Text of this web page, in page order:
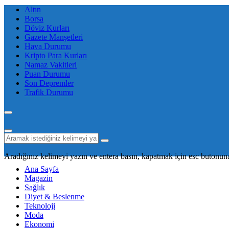
Altın
Borsa
Döviz Kurları
Gazete Manşetleri
Hava Durumu
Kripto Para Kurları
Namaz Vakitleri
Puan Durumu
Son Depremler
Trafik Durumu
Aradığınız kelimeyi yazın ve entera basın, kapatmak için esc
Ana Sayfa
Magazin
Sağlık
Diyet & Beslenme
Teknoloji
Moda
Ekonomi